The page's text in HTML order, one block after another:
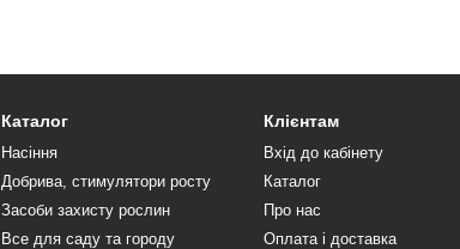
Каталог
Насіння
Добрива, стимулятори росту
Засоби захисту рослин
Все для саду та городу
Клієнтам
Вхід до кабінету
Каталог
Про нас
Оплата і доставка